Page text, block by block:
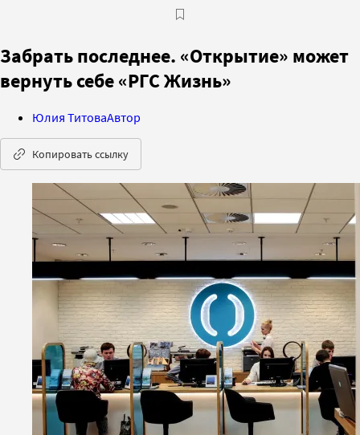
Забрать последнее. «Открытие» может
вернуть себе «РГС Жизнь»
Юлия ТитоваАвтор
Копировать ссылку